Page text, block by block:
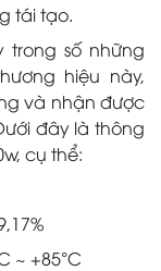
tái tạo.
số những
hiệu này,
và nhận được
đây là thông
cụ thể:
~ +85°C